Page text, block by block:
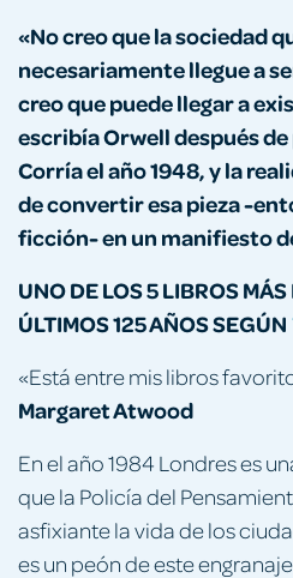
«No creo que la sociedad
necesariamente llegue a
creo que puede llegar a
escribía Orwell después
Corría el año 1948, y la
de convertir esa pieza -
ficción- en un manifiesto
UNO DE LOS 5 LIBROS
ÚLTIMOS 125 AÑOS SEGÚN
«Está entre mis libros
Margaret Atwood
En el año 1984 Londres es
que la Policía del
asfixiante la vida de los
es un peón de este